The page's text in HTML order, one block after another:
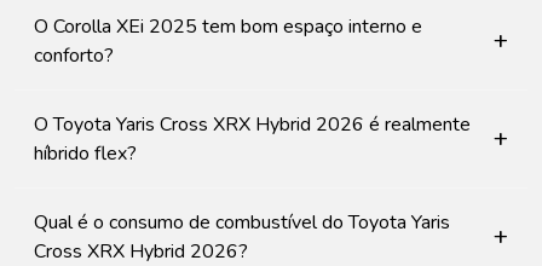
O Corolla XEi 2025 tem bom espaço interno e
conforto?
+
O Toyota Yaris Cross XRX Hybrid 2026 é realmente
híbrido flex?
+
Qual é o consumo de combustível do Toyota Yaris
Cross XRX Hybrid 2026?
+